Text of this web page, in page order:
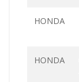
HONDA
HONDA